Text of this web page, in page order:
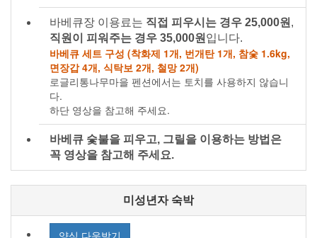
바베큐장 이용료는 직접 피우시는 경우 25,000원 ,
직원이 피워주는 경우 35,000원 입니다.
바베큐 세트 구성 (착화제 1개, 번개탄 1개, 참숯 1.6kg,
면장갑 4개, 식탁보 2개, 철망 2개)
로글리통나무마을 펜션에서는 토치를 사용하지 않습니
다.
하단 영상을 참고해 주세요.
바베큐 숯불을 피우고, 그릴을 이용하는 방법은
꼭 영상을 참고해 주세요.
미성년자 숙박